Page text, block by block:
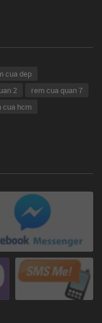
cua dep
2
rem cua quan 7
cua hcm